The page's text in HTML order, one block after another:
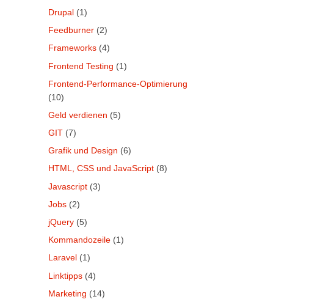
Drupal (1)
Feedburner (2)
Frameworks (4)
Frontend Testing (1)
Frontend-Performance-Optimierung
(10)
Geld verdienen (5)
GIT (7)
Grafik und Design (6)
HTML, CSS und JavaScript (8)
Javascript (3)
Jobs (2)
jQuery (5)
Kommandozeile (1)
Laravel (1)
Linktipps (4)
Marketing (14)